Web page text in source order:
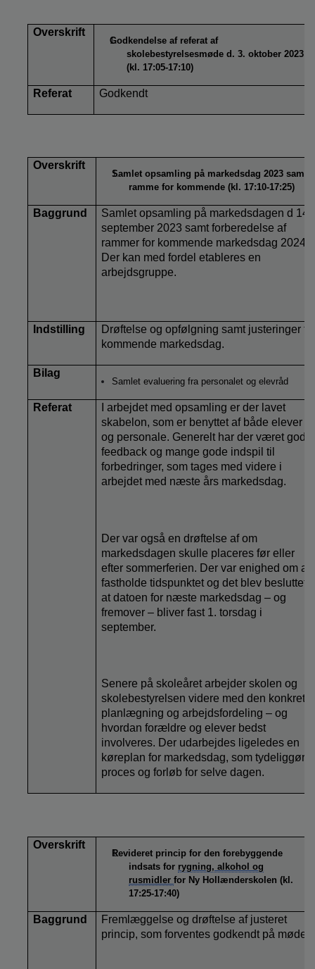
Overskrift
Godkendelse af referat af
skolebestyrelsesmøde d. 3. oktober 2023
(kl. 17:05-17:10)
Referat Godkendt
Overskrift
Samlet opsamling på markedsdag 2023 samt
ramme for kommende (kl. 17:10-17:25)
Baggrund
Samlet opsamling på markedsdagen d 14.
september 2023 samt forberedelse af
rammer for kommende markedsdag 2024.
Der kan med fordel etableres en
arbejdsgruppe.
Indstilling
Drøftelse og opfølgning samt justeringer til
kommende markedsdag.
Bilag
Samlet evaluering fra personalet og elevråd
Referat
I arbejdet med opsamling er der lavet
skabelon, som er benyttet af både elever
og personale. Generelt har der været god
feedback og mange gode indspil til
forbedringer, som tages med videre i
arbejdet med næste års markedsdag.
Der var også en drøftelse af om
markedsdagen skulle placeres før eller
efter sommerferien. Der var enighed om at
fastholde tidspunktet og det blev besluttet,
at datoen for næste markedsdag – og
fremover – bliver fast 1. torsdag i
september.
Senere på skoleåret arbejder skolen og
skolebestyrelsen videre med den konkrete
planlægning og arbejdsfordeling – og
hvordan forældre og elever bedst
involveres. Der udarbejdes ligeledes en
køreplan for markedsdag, som tydeliggør
proces og forløb for selve dagen.
Overskrift
Revideret princip for den forebyggende
indsats for rygning, alkohol og
rusmidlerfor Ny Hollænderskolen (kl.
17:25-17:40)
Baggrund
Fremlæggelse og drøftelse af justeret
princip, som forventes godkendt på mødet.